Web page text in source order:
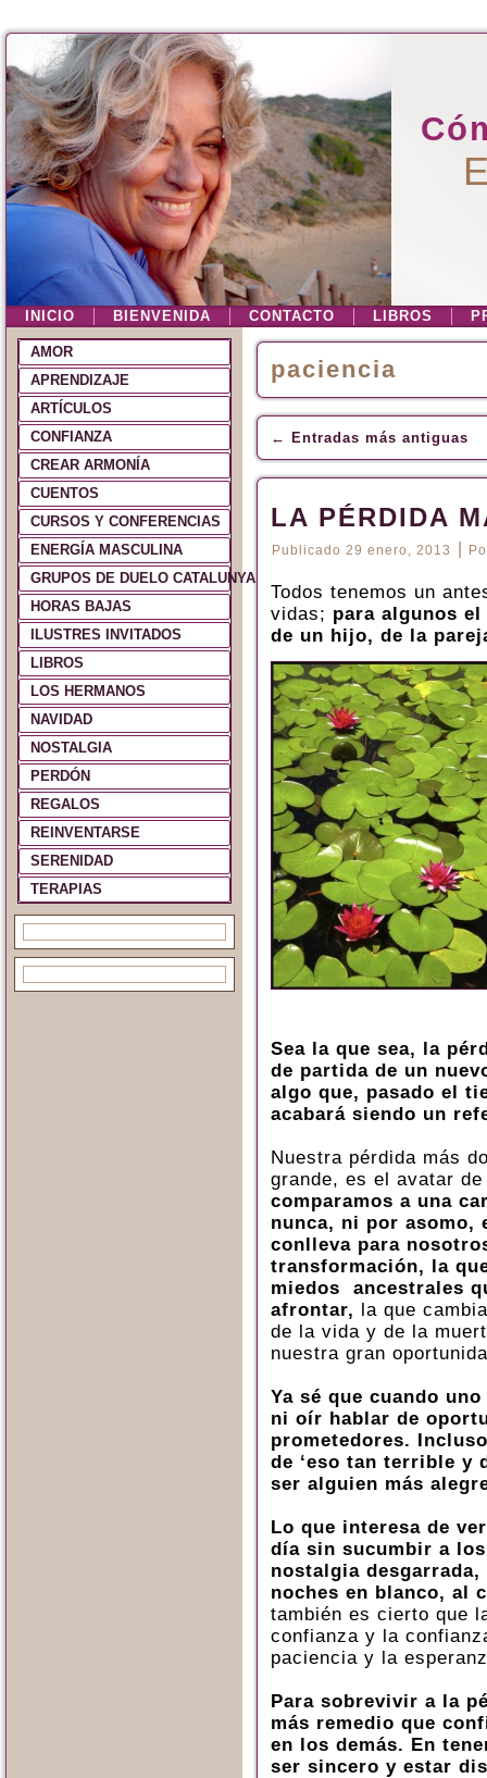
INICIO BIENVENIDA CONTACTO LIBROS
AMOR
APRENDIZAJE
ARTÍCULOS
CONFIANZA
CREAR ARMONÍA
CUENTOS
CURSOS Y CONFERENCIAS
ENERGÍA MASCULINA
GRUPOS DE DUELO CATALUNYA Y ESPAÑA
HORAS BAJAS
ILUSTRES INVITADOS
LIBROS
LOS HERMANOS
NAVIDAD
NOSTALGIA
PERDÓN
REGALOS
REINVENTARSE
SERENIDAD
TERAPIAS
paciencia
← Entradas más antiguas
LA PÉRDIDA
Publicado 29 enero, 2013
Todos tenemos un
vidas; para algunos
de un hijo, de la
Sea la que sea, la
de partida de un
algo que, pasado el
acabará siendo un
Nuestra pérdida más
grande, es el avatar
comparamos a una
nunca, ni por asomo,
conlleva para
transformación, la
miedos ancestrales
afrontar, la que
de la vida y de la
nuestra gran
Ya sé que cuando
ni oír hablar de
prometedores.
de ‘eso tan terrible y
ser alguien más
Lo que interesa de
día sin sucumbir a
nostalgia
noches en blanco, al
también es cierto que
confianza y la
paciencia y la
Para sobrevivir a la
más remedio que
en los demás. En
ser sincero y estar